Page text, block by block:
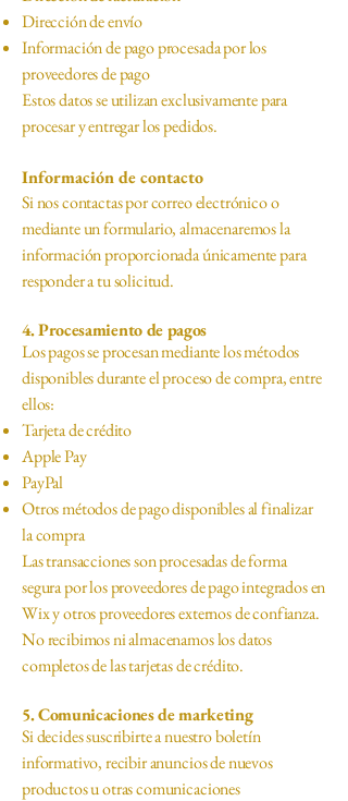
Dirección de envío
Información de pago procesada por los
proveedores de pago
Estos datos se utilizan exclusivamente para
procesar y entregar los pedidos.
Información de contacto
Si nos contactas por correo electrónico o
mediante un formulario, almacenaremos la
información proporcionada únicamente para
responder a tu solicitud.
4. Procesamiento de pagos
Los pagos se procesan mediante los métodos
disponibles durante el proceso de compra, entre
ellos:
Tarjeta de crédito
Apple Pay
PayPal
Otros métodos de pago disponibles al finalizar
la compra
Las transacciones son procesadas de forma
segura por los proveedores de pago integrados en
Wix y otros proveedores externos de confianza.
No recibimos ni almacenamos los datos
completos de las tarjetas de crédito.
5. Comunicaciones de marketing
Si decides suscribirte a nuestro boletín
informativo, recibir anuncios de nuevos
productos u otras comunicaciones